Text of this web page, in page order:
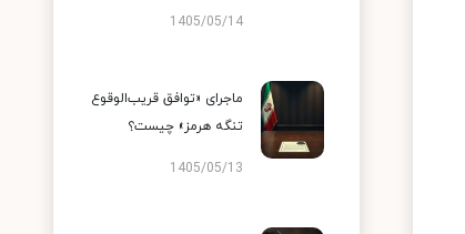
1405/05/14
ماجرای «توافق قریب‌الوقوع
تنگه هرمز» چیست؟
1405/05/13